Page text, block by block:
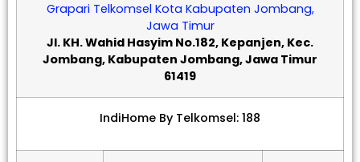
Grapari Telkomsel Kota Kabupaten Jombang,
Jawa Timur
Jl. KH. Wahid Hasyim No.182, Kepanjen, Kec.
Jombang, Kabupaten Jombang, Jawa Timur
61419
IndiHome By Telkomsel: 188